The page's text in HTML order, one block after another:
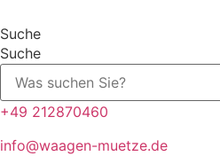
Inhalt
springen
Suche
Suche
+49 212870460
info@waagen-muetze.de